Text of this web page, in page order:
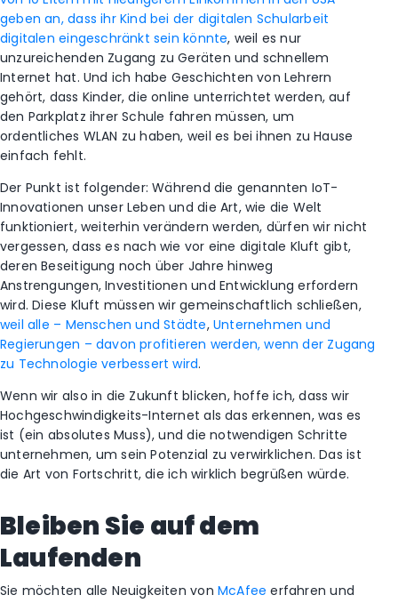
geben an, dass ihr Kind bei der digitalen Schularbeit
digitalen eingeschränkt sein könnte, weil es nur
unzureichenden Zugang zu Geräten und schnellem
Internet hat. Und ich habe Geschichten von Lehrern
gehört, dass Kinder, die online unterrichtet werden, auf
den Parkplatz ihrer Schule fahren müssen, um
ordentliches WLAN zu haben, weil es bei ihnen zu Hause
einfach fehlt.
Der Punkt ist folgender: Während die genannten IoT-
Innovationen unser Leben und die Art, wie die Welt
funktioniert, weiterhin verändern werden, dürfen wir nicht
vergessen, dass es nach wie vor eine digitale Kluft gibt,
deren Beseitigung noch über Jahre hinweg
Anstrengungen, Investitionen und Entwicklung erfordern
wird. Diese Kluft müssen wir gemeinschaftlich schließen,
weil alle – Menschen und Städte, Unternehmen und
Regierungen – davon profitieren werden, wenn der Zugang
zu Technologie verbessert wird.
Wenn wir also in die Zukunft blicken, hoffe ich, dass wir
Hochgeschwindigkeits-Internet als das erkennen, was es
ist (ein absolutes Muss), und die notwendigen Schritte
unternehmen, um sein Potenzial zu verwirklichen. Das ist
die Art von Fortschritt, die ich wirklich begrüßen würde.
Bleiben Sie auf dem
Laufenden
Sie möchten alle Neuigkeiten von McAfee erfahren und